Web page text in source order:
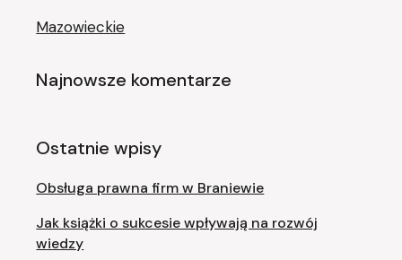
Mazowieckie
Najnowsze komentarze
Ostatnie wpisy
Obsługa prawna firm w Braniewie
Jak książki o sukcesie wpływają na rozwój
wiedzy